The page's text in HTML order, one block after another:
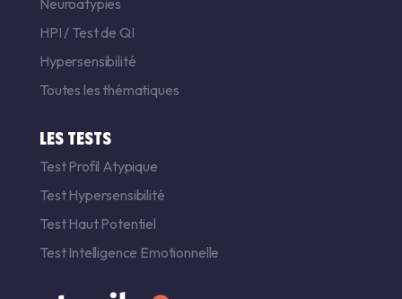
HPI / Test de QI
Hypersensibilité
Toutes les thématiques
LES TESTS
Test Profil Atypique
Test Hypersensibilité
Test Haut Potentiel
Test Intelligence Emotionnelle